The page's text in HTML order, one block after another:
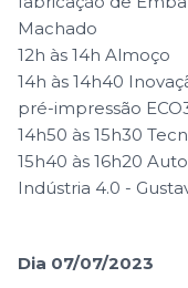
Machado
12h às 14h Almoço
14h às 14h40
pré-impressão
14h50 às 15h30
15h40 às 16h20
Indústria 4.0 -
Dia 07/07/2023